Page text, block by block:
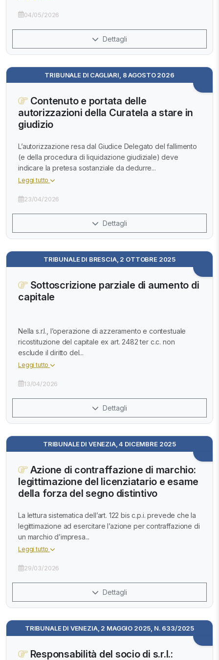
04/05/2026
Dettagli
TRIBUNALE DI CAGLIARI, 8 AGOSTO 2026
Contenuto e portata delle
autorizzazioni della Curatela a stare in
giudizio
L’autorizzazione resa dal Giudice Delegato del fallimento
(e della procedura di liquidazione giudiziale) deve
indicare la pretesa sostanziale da dedurre...
Leggi tutto
23/04/2026
Dettagli
TRIBUNALE DI BRESCIA, 2 OTTOBRE 2025
Sottoscrizione parziale di aumento di
capitale
Nella s.r.l., l’operazione di azzeramento e contestuale
ricostituzione del capitale ex art. 2482 ter c.c. non
esclude il diritto del...
Leggi tutto
13/04/2026
Dettagli
TRIBUNALE DI VENEZIA, 4 DICEMBRE 2025
Azione di contraffazione di marchio:
legittimazione del licenziatario e esame
della forza del segno distintivo
La lettura sistematica dell’art. 122 bis c.p.i. prevede che la
legittimazione ad esercitare l’azione per contraffazione di
un marchio d’impresa...
Leggi tutto
29/03/2026
Dettagli
TRIBUNALE DI VENEZIA, 2 MAGGIO 2025, N. 633/2025
Responsabilità del socio di s.r.l.: